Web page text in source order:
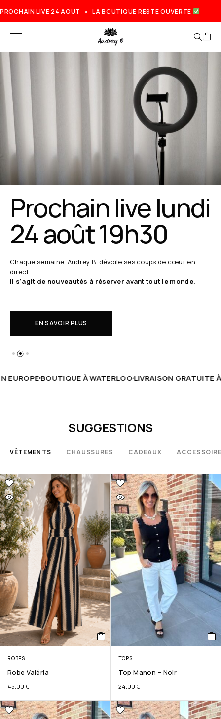
PROCHAIN LIVE 24 AOUT » LA BOUTIQUE RESTE OUVERTE
Prochain live lundi
24 août 19h30
Chaque semaine, Audrey B. dévoile ses coups de cœur en
direct.
Il s'agit de nouveautés à réserver avant tout le monde.
EN SAVOIR PLUS
LIVRAISON GRATUITE À PARTIR DE 150€LIVE
SUGGESTIONS
VÊTEMENTS CHAUSSURES CADEAUX
ROBES
Robe Valéria
45.00 €
TOPS
Top Manon – Noir
24.00€